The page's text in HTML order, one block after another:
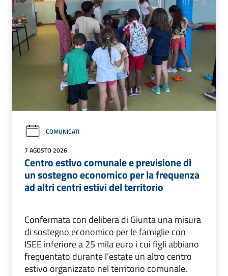
COMUNICATI
7 AGOSTO 2026
Centro estivo comunale e previsione di
un sostegno economico per la frequenza
ad altri centri estivi del territorio
Confermata con delibera di Giunta una misura
di sostegno economico per le famiglie con
ISEE inferiore a 25 mila euro i cui figli abbiano
frequentato durante l’estate un altro centro
estivo organizzato nel territorio comunale.